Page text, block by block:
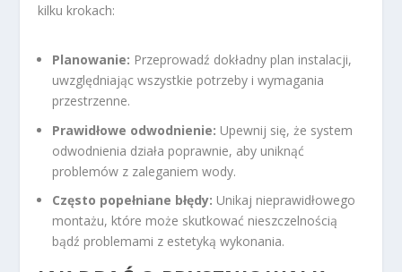
kilku krokach:
Planowanie: Przeprowadź dokładny plan instalacji,
uwzględniając wszystkie potrzeby i wymagania
przestrzenne.
Prawidłowe odwodnienie: Upewnij się, że system
odwodnienia działa poprawnie, aby uniknąć
problemów z zaleganiem wody.
Często popełniane błędy: Unikaj nieprawidłowego
montażu, które może skutkować nieszczelnością
bądź problemami z estetyką wykonania.